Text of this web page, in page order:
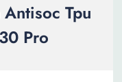
Tpu
Pro